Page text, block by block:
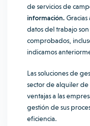
de servicios de
información.
datos del trabajo
comprobados,
indicamos
Las soluciones de
sector de alquiler
ventajas a las
gestión de sus
eficiencia.